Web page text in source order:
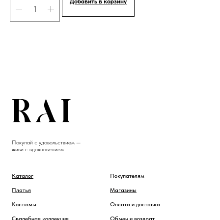
Покупай с удовольствием —
живи с вдохновением
Каталог
Платья
Костюмы
Свадебная коллекция
Покупателям
Магазины
Оплата и доставка
Обмен и возврат